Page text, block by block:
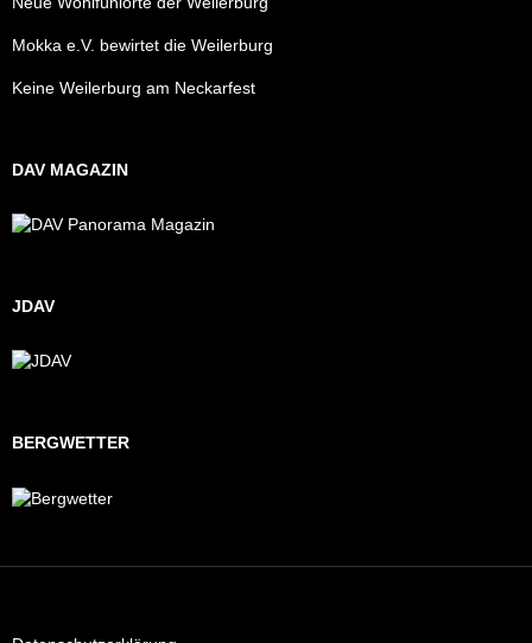
Mokka e.V. bewirtet die Weilerburg
Keine Weilerburg am Neckarfest
DAV MAGAZIN
JDAV
BERGWETTER